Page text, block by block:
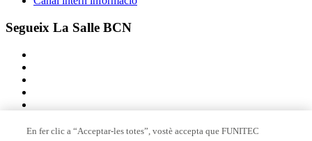
Segueix La Salle BCN
En fer clic a “Acceptar-les totes”, vostè accepta que FUNITEC